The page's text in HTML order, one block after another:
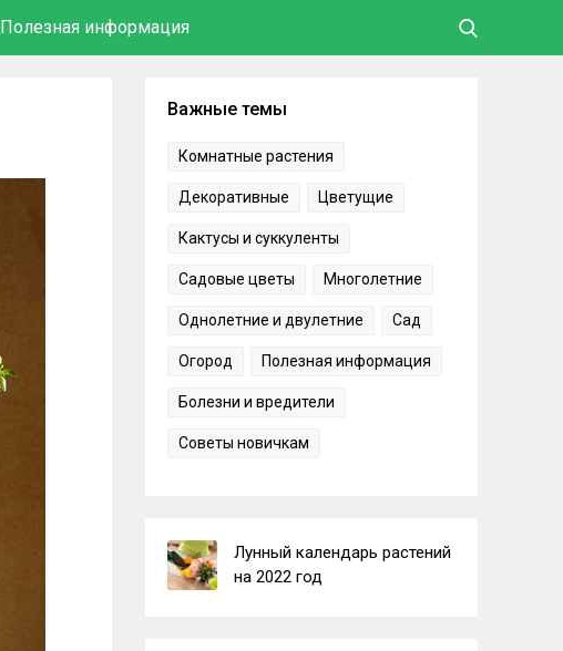
Полезная информация
Важные темы
Комнатные растения
Декоративные Цветущие
Кактусы и суккуленты
Садовые цветы Многолетние
Однолетние и двулетние Сад
Огород Полезная информация
Болезни и вредители
Советы новичкам
Лунный календарь растений
на 2022 год